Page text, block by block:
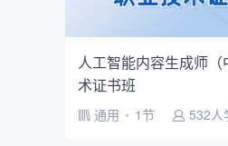
人工智能内容生成师（
术证书班
通用 • 1节 532人